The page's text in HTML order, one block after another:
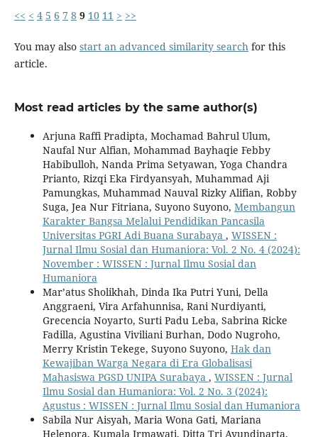
<< < 4 5 6 7 8 9 10 11 > >>
You may also start an advanced similarity search for this
article.
Most read articles by the same author(s)
Arjuna Raffi Pradipta, Mochamad Bahrul Ulum,
Naufal Nur Alfian, Mohammad Bayhaqie Febby
Habibulloh, Nanda Prima Setyawan, Yoga Chandra
Prianto, Rizqi Eka Firdyansyah, Muhammad Aji
Pamungkas, Muhammad Nauval Rizky Alifian, Robby
Suga, Jea Nur Fitriana, Suyono Suyono, Membangun
Karakter Bangsa Melalui Pendidikan Pancasila
Universitas PGRI Adi Buana Surabaya , WISSEN :
Jurnal Ilmu Sosial dan Humaniora: Vol. 2 No. 4 (2024):
November : WISSEN : Jurnal Ilmu Sosial dan
Humaniora
Mar’atus Sholikhah, Dinda Ika Putri Yuni, Della
Anggraeni, Vira Arfahunnisa, Rani Nurdiyanti,
Grecencia Noyarto, Surti Padu Leba, Sabrina Ricke
Fadilla, Agustina Viviliani Burhan, Dodo Nugroho,
Merry Kristin Tekege, Suyono Suyono, Hak dan
Kewajiban Warga Negara di Era Globalisasi
Mahasiswa PGSD UNIPA Surabaya , WISSEN : Jurnal
Ilmu Sosial dan Humaniora: Vol. 2 No. 3 (2024):
Agustus : WISSEN : Jurnal Ilmu Sosial dan Humaniora
Sabila Nur Aisyah, Maria Wona Gati, Mariana
Helenora, Kumala Irmawati, Ditta Tri Ayundinarta,